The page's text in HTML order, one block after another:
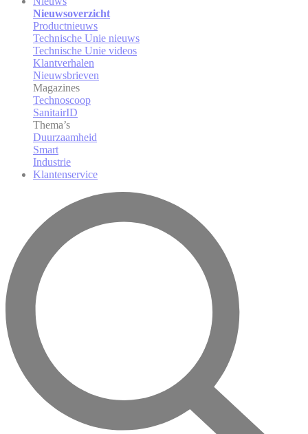
Nieuwsoverzicht
Productnieuws
Technische Unie nieuws
Technische Unie videos
Klantverhalen
Nieuwsbrieven
Magazines
Technoscoop
SanitairID
Thema’s
Duurzaamheid
Smart
Industrie
Klantenservice